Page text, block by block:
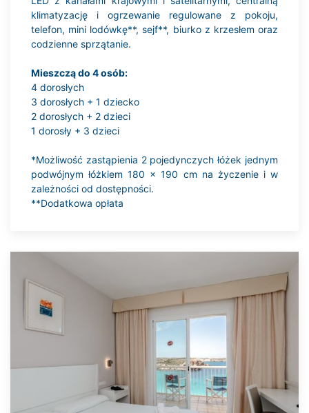
klimatyzację i ogrzewanie regulowane z pokoju,
telefon, mini lodówkę**, sejf**, biurko z krzesłem oraz
codzienne sprzątanie.
Mieszczą do 4 osób:
4 dorosłych
3 dorosłych + 1 dziecko
2 dorosłych + 2 dzieci
1 dorosły + 3 dzieci
*Możliwość zastąpienia 2 pojedynczych łóżek jednym
podwójnym łóżkiem 180 x 190 cm na życzenie i w
zależności od dostępności.
**Dodatkowa opłata